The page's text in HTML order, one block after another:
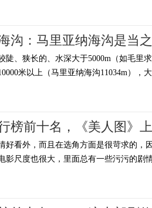
沟：马里亚纳海沟是当
陡、狭长的、水深大于5000m（如毛里
米以上（马里亚纳海沟11034m），
榜前十名，《美人图》
好看外，而且在选角方面是很苛求的，
影尺度也很大，里面总有一些污污的剧